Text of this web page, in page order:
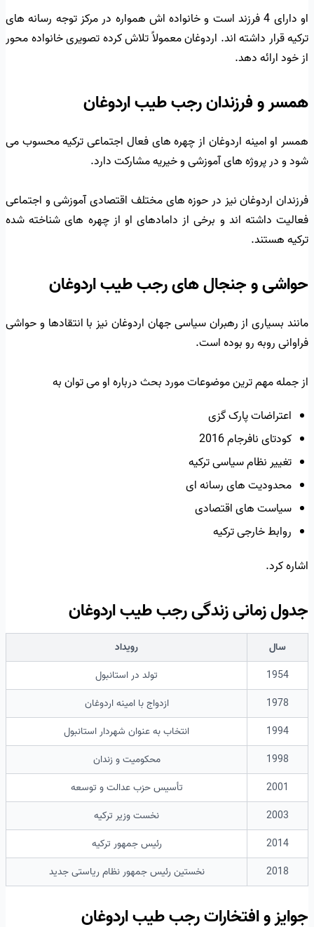
او دارای 4 فرزند است و خانواده اش همواره در مرکز توجه رسانه های
ترکیه قرار داشته اند. اردوغان معمولاً تلاش کرده تصویری خانواده محور
از خود ارائه دهد.
همسر و فرزندان رجب طیب اردوغان
همسر او امینه اردوغان از چهره های فعال اجتماعی ترکیه محسوب می
شود و در پروژه های آموزشی و خیریه مشارکت دارد.
فرزندان اردوغان نیز در حوزه های مختلف اقتصادی آموزشی و اجتماعی
فعالیت داشته اند و برخی از دامادهای او از چهره های شناخته شده
ترکیه هستند.
حواشی و جنجال های رجب طیب اردوغان
مانند بسیاری از رهبران سیاسی جهان اردوغان نیز با انتقادها و حواشی
فراوانی روبه رو بوده است.
از جمله مهم ترین موضوعات مورد بحث درباره او می توان به
اعتراضات پارک گزی
کودتای نافرجام 2016
تغییر نظام سیاسی ترکیه
محدودیت های رسانه ای
سیاست های اقتصادی
روابط خارجی ترکیه
اشاره کرد.
جدول زمانی زندگی رجب طیب اردوغان
سال
رویداد
1954
تولد در استانبول
1978
ازدواج با امینه اردوغان
1994
انتخاب به عنوان شهردار استانبول
1998
محکومیت و زندان
2001
تأسیس حزب عدالت و توسعه
2003
نخست وزیر ترکیه
2014
رئیس جمهور ترکیه
2018
نخستین رئیس جمهور نظام ریاستی جدید
جوایز و افتخارات رجب طیب اردوغان